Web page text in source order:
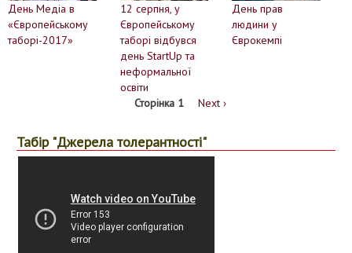
День Медіа в
«Європейському
таборі-2017»
12 серпня, у
Європейському
таборі відбувся
день StartUp та
неформальної
освіти
День прав
людини у
Єврокемпі
на
сторінки
Сторінка 1
Наступна
Next ›
Табір "Джерела толерантності"